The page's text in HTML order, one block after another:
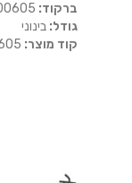
ברקוד:
גודל: בינוני
קוד מוצר: